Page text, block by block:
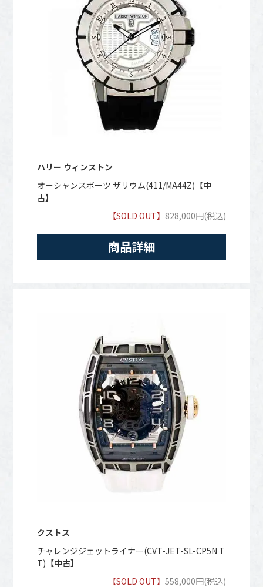
ハリー ウィンストン
オーシャンスポーツ ザリウム(411/MA44Z)【中
古】
【SOLD OUT】828,000円(税込)
商品詳細
クストス
チャレンジジェットライナー(CVT-JET-SL-CP5N T
T)【中古】
【SOLD OUT】558,000円(税込)